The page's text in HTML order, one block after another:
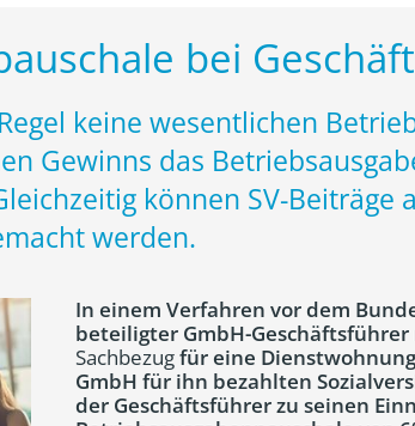
bei
keine wesentlichen
Gewinns das
können SV-Beiträge
werden.
In einem Verfahren vor dem
beteiligter GmbH-
Sachbezugfür eine
GmbH für ihn bezahlten
der Geschäftsführer zu seinen